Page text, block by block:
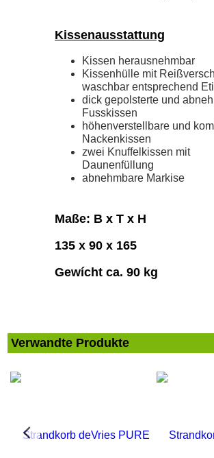
Kissenausstattung
Kissen herausnehmbar
Kissenhülle mit
waschbar entsprechend
dick gepolsterte und
Fusskissen
höhenverstellbare und
Nackenkissen
zwei Knuffelkissen mit
Daunenfüllung
abnehmbare Markise
Maße: B x T x H
135 x 90 x 165
Gewícht ca. 90 kg
Verwandte Produkte